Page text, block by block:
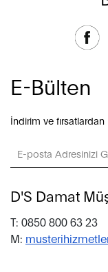
E-Bülten
İndirim ve
D'S Damat
T: 0850 800 63 23
M: